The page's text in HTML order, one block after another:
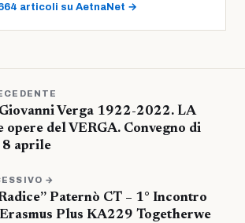
articoli su AetnaNet →
Verga 1922-2022. LA
opere del VERGA. Convegno di
8 aprile
→
Radice” Paternò CT – 1° Incontro
Plus KA229 Togetherwe